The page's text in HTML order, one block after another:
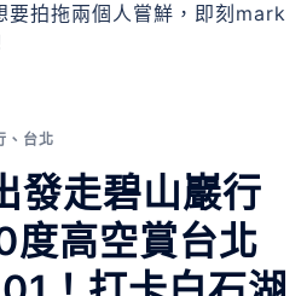
要拍拖兩個人嘗鮮，即刻mark
、 台北
發走碧山巖行
度高空賞台北